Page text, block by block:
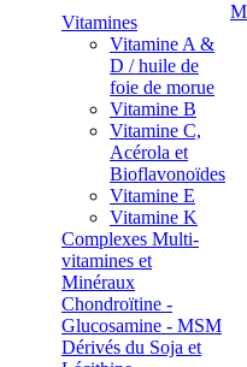
Vitamines
Vitamine A &
D / huile de
foie de morue
Vitamine B
Vitamine C,
Acérola et
Bioflavonoïdes
Vitamine E
Vitamine K
Complexes Multi-
vitamines et
Minéraux
Chondroïtine -
Glucosamine - MSM
Dérivés du Soja et